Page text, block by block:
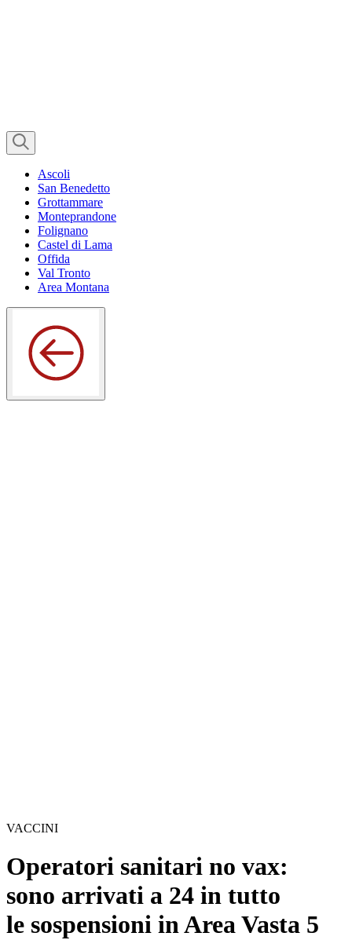
Ascoli
San Benedetto
Grottammare
Monteprandone
Folignano
Castel di Lama
Offida
Val Tronto
Area Montana
VACCINI
Operatori sanitari no vax:
sono arrivati a 24 in tutto
le sospensioni in Area Vasta 5